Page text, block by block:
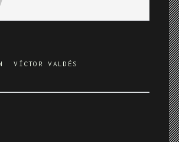
VÍCTOR VALDÉS